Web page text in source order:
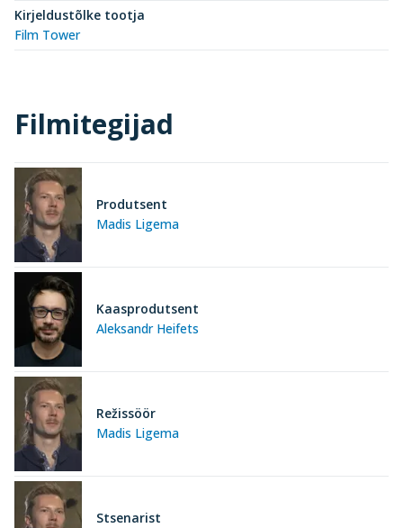
Kirjeldustõlke tootja
Film Tower
Filmitegijad
Madis Ligema
Produtsent
Aleksandr Heifets
Kaasprodutsent
Madis Ligema
Režissöör
Stsenarist